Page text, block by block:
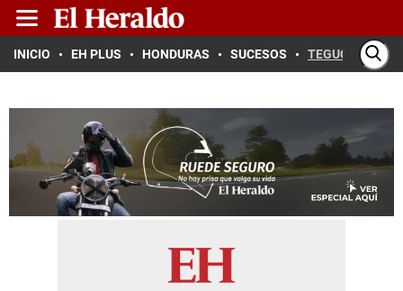
INICIO EH PLUS HONDURAS SUCESOS TEGUCIGALPA